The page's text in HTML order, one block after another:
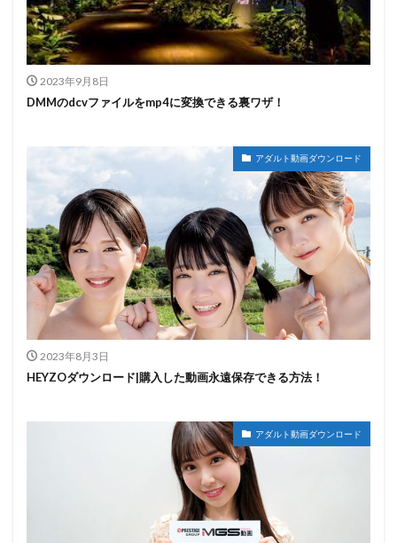
2023年9月8日
DMMのdcvファイルをmp4に変換できる裏ワザ！
アダルト動画ダウンロード
2023年8月3日
HEYZOダウンロード|購入した動画永遠保存できる方法！
アダルト動画ダウンロード